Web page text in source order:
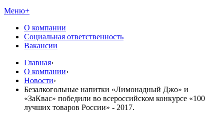
Меню+
О компании
Социальная ответственность
Вакансии
Главная›
О компании›
Новости›
Безалкогольные напитки «Лимонадный Джо» и
«ЗаКвас» победили во всероссийском конкурсе «100
лучших товаров России» - 2017.